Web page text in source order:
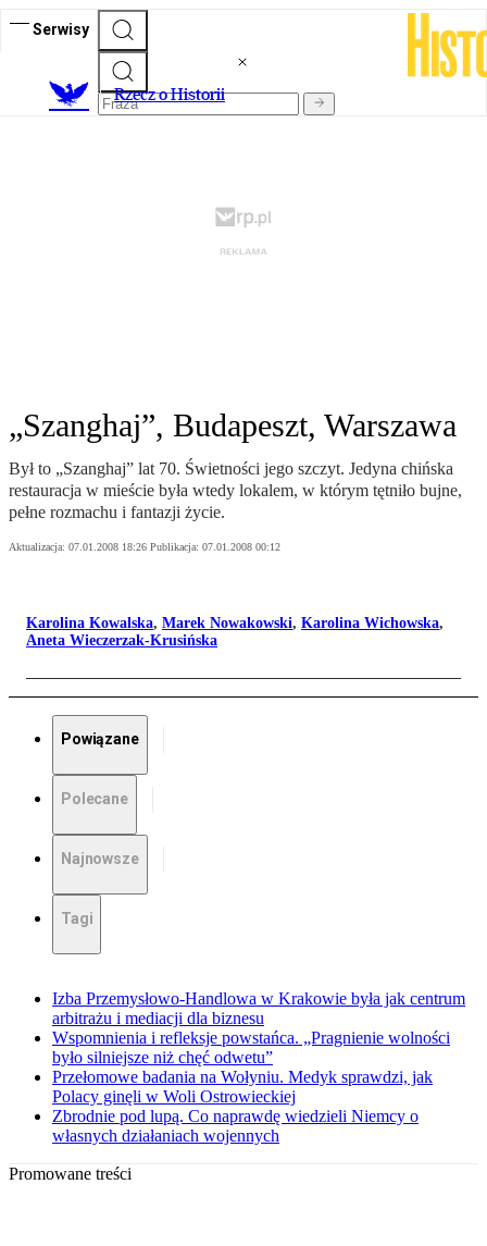
Serwisy
Rzecz o Historii
„Szanghaj”, Budapeszt, Warszawa
Był to „Szanghaj” lat 70. Świetności jego szczyt. Jedyna chińska
restauracja w mieście była wtedy lokalem, w którym tętniło bujne,
pełne rozmachu i fantazji życie.
Aktualizacja: 07.01.2008 18:26 Publikacja: 07.01.2008 00:12
Karolina Kowalska, Marek Nowakowski, Karolina Wichowska,
Aneta Wieczerzak-Krusińska
Powiązane
Polecane
Najnowsze
Tagi
Izba Przemysłowo-Handlowa w Krakowie była jak centrum
arbitrażu i mediacji dla biznesu
Wspomnienia i refleksje powstańca. „Pragnienie wolności
było silniejsze niż chęć odwetu”
Przełomowe badania na Wołyniu. Medyk sprawdzi, jak
Polacy ginęli w Woli Ostrowieckiej
Zbrodnie pod lupą. Co naprawdę wiedzieli Niemcy o
własnych działaniach wojennych
Promowane treści